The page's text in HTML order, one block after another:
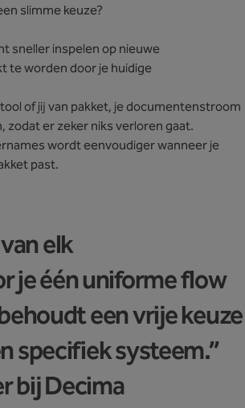
slimme keuze?
sneller inspelen op nieuwe
te worden door je huidige
of jij van pakket, je documentenstroom
er zeker niks verloren gaat.
wordt eenvoudiger wanneer je
past.
elk
je één uniforme flow
een vrije keuze
specifiek systeem.”
bij Decima